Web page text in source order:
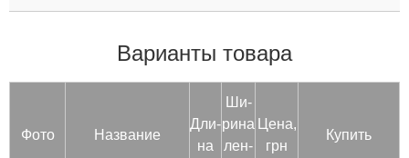
Варианты товара
Фото Название
Дли­
на
Ши­
рина
лен­
Цена,
грн
Купить